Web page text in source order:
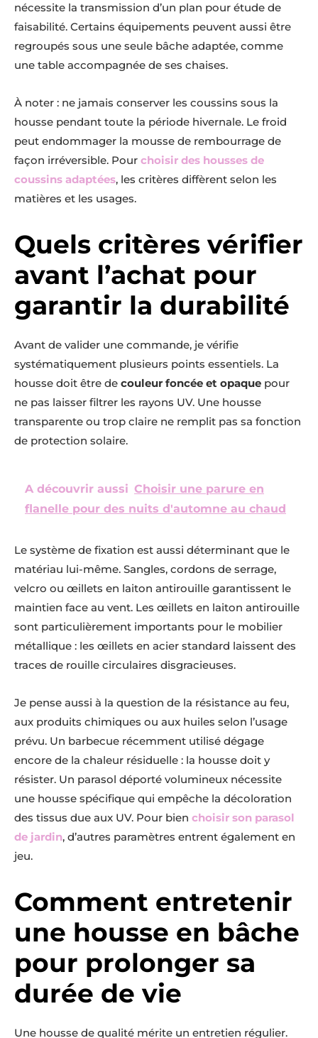
nécessite la transmission d’un plan pour étude de
faisabilité. Certains équipements peuvent aussi être
regroupés sous une seule bâche adaptée, comme
une table accompagnée de ses chaises.
À noter : ne jamais conserver les coussins sous la
housse pendant toute la période hivernale. Le froid
peut endommager la mousse de rembourrage de
façon irréversible. Pour choisir des housses de
coussins adaptées, les critères diffèrent selon les
matières et les usages.
Quels critères vérifier
avant l’achat pour
garantir la durabilité
Avant de valider une commande, je vérifie
systématiquement plusieurs points essentiels. La
housse doit être de couleur foncée et opaque pour
ne pas laisser filtrer les rayons UV. Une housse
transparente ou trop claire ne remplit pas sa fonction
de protection solaire.
A découvrir aussi Choisir une parure en
flanelle pour des nuits d'automne au chaud
Le système de fixation est aussi déterminant que le
matériau lui-même. Sangles, cordons de serrage,
velcro ou œillets en laiton antirouille garantissent le
maintien face au vent. Les œillets en laiton antirouille
sont particulièrement importants pour le mobilier
métallique : les œillets en acier standard laissent des
traces de rouille circulaires disgracieuses.
Je pense aussi à la question de la résistance au feu,
aux produits chimiques ou aux huiles selon l’usage
prévu. Un barbecue récemment utilisé dégage
encore de la chaleur résiduelle : la housse doit y
résister. Un parasol déporté volumineux nécessite
une housse spécifique qui empêche la décoloration
des tissus due aux UV. Pour bien choisir son parasol
de jardin, d’autres paramètres entrent également en
jeu.
Comment entretenir
une housse en bâche
pour prolonger sa
durée de vie
Une housse de qualité mérite un entretien régulier.